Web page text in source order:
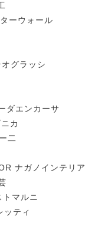
ーウォール
グラッシ
ダエンカーサ
カ
二
ナガノインテリア
マルニ
ティ